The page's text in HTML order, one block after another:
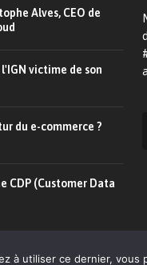
Alves, CEO de
victime de son
du e-commerce ?
CDP (Customer Data
Relation client
à utiliser ce dernier, vous